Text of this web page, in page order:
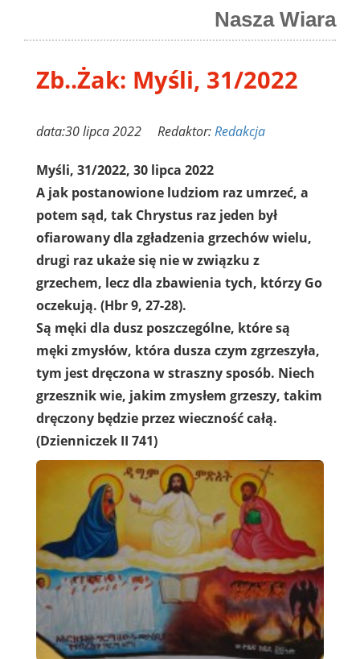
Nasza Wiara
Zb..Żak: Myśli, 31/2022
data:30 lipca 2022 Redaktor:Redakcja
Myśli, 31/2022, 30 lipca 2022
A jak postanowione ludziom raz umrzeć, a
potem sąd, tak Chrystus raz jeden był
ofiarowany dla zgładzenia grzechów wielu,
drugi raz ukaże się nie w związku z
grzechem, lecz dla zbawienia tych, którzy Go
oczekują. (Hbr 9, 27-28).
Są męki dla dusz poszczególne, które są
męki zmysłów, która dusza czym zgrzeszyła,
tym jest dręczona w straszny sposób. Niech
grzesznik wie, jakim zmysłem grzeszy, takim
dręczony będzie przez wieczność całą.
(Dzienniczek II 741)